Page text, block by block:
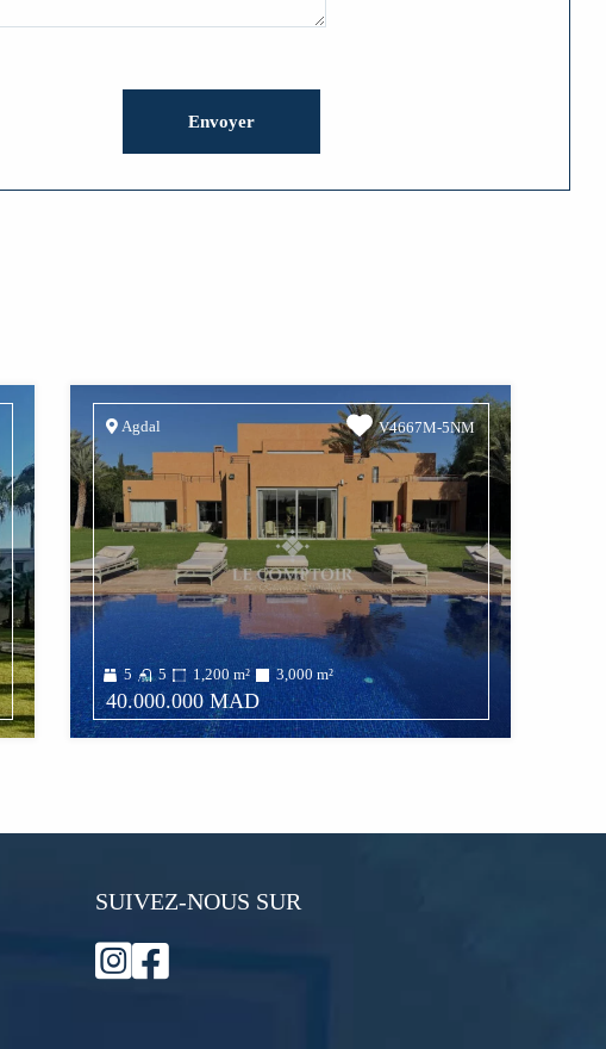
Agdal V4667M-5NM
5 5 1,200 m² 3,000 m²
40.000.000 MAD
SUIVEZ-NOUS SUR